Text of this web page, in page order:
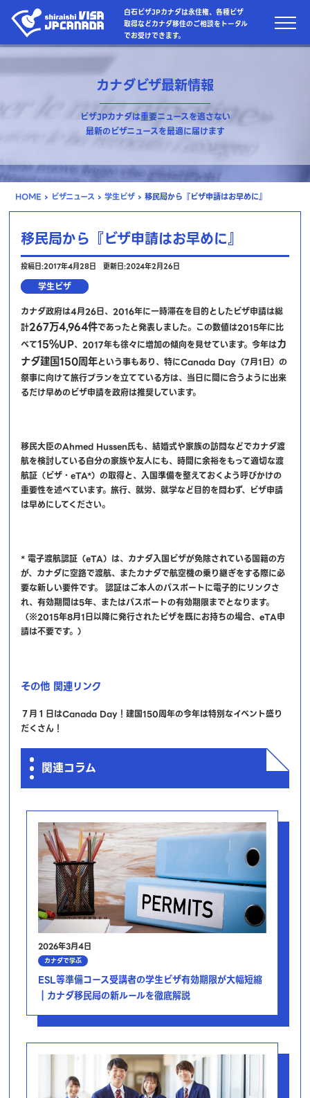
白石ビザJPカナダは永住権、各種ビザ
取得などカナダ移住のご相談をトータル
でお受けできます。
カナダビザ最新情報
ビザJPカナダは重要ニュースを逃さない
最新のビザニュースを最適に届けます
HOME › ビザニュース › 学生ビザ › 移民局から『ビザ申請はお早めに』
移民局から『ビザ申請はお早めに』
投稿日:2017年4月28日 更新日:2024年2月26日
学生ビザ
カナダ政府は4月26日、2016年に一時滞在を目的としたビザ申請は総
計267万4,964件であったと発表しました。この数値は2015年に比
べて15％UP、2017年も徐々に増加の傾向を見せています。今年はカ
ナダ建国150周年という事もあり、特にCanada Day（7月1日）の
祭事に向けて旅行プランを立てている方は、当日に間に合うように出来
るだけ早めのビザ申請を政府は推奨しています。
移民大臣のAhmed Hussen氏も、結婚式や家族の訪問などでカナダ渡
航を検討している自分の家族や友人にも、時間に余裕をもって適切な渡
航証（ビザ・eTA*）の取得と、入国準備を整えておくよう呼びかけの
重要性を述べています。旅行、就労、就学など目的を問わず、ビザ申請
は早めにしてください。
* 電子渡航認証（eTA）は、カナダ入国ビザが免除されている国籍の方
が、カナダに空路で渡航、またカナダで航空機の乗り継ぎをする際に必
要な新しい要件です。 認証はご本人のパスポートに電子的にリンクさ
れ、有効期間は5年、またはパスポートの有効期限までとなります。
（※2015年8月1日以降に発行されたビザを既にお持ちの場合、eTA申
請は不要です。）
その他 関連リンク
７月１日はCanada Day！建国150周年の今年は特別なイベント盛り
だくさん！
関連コラム
2026年3月4日
カナダで学ぶ
ESL等準備コース受講者の学生ビザ有効期限が大幅短縮
｜カナダ移民局の新ルールを徹底解説